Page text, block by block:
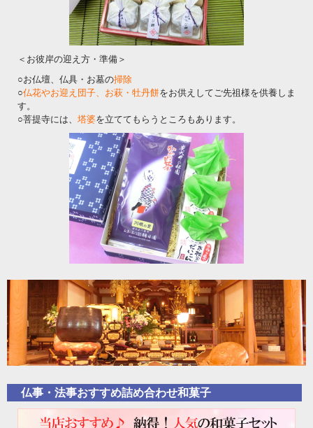
＜お彼岸の迎え方・準備＞
○お仏壇、仏具・お墓の掃除
○仏花やお迎え団子、お萩・牡丹餅をお供えしてご先祖様を供養しま
す。
○菩提寺には、 塔婆を立ててもらうところもあります。
仏事・法事おすすめ詰め合わせ和菓子